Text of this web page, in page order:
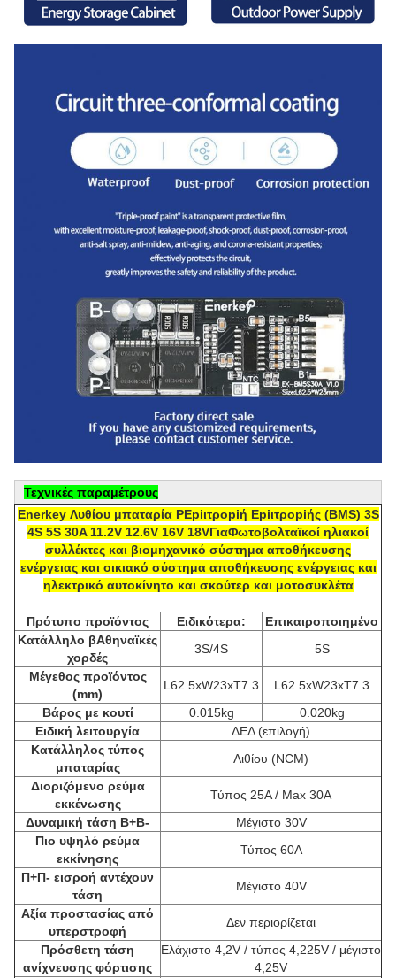
Τεχνικές παραμέτρους
Enerkey Λυθίου μπαταρία PΕpiιτροpiή Εpiιτροpiής (BMS) 3S
4S 5S 30A 11.2V 12.6V 16V 18VΓιαΦωτοβολταϊκοί ηλιακοί
συλλέκτες και βιομηχανικό σύστημα αποθήκευσης
ενέργειας και οικιακό σύστημα αποθήκευσης ενέργειας και
ηλεκτρικό αυτοκίνητο και σκούτερ και μοτοσυκλέτα
Πρότυπο προϊόντος Ειδικότερα:
Επικαιροποιημένο
Κατάλληλο βΑθηναϊκές
χορδές
3S/4S
5S
Μέγεθος προϊόντος
(mm)
L62.5xW23xT7.3
L62.5xW23xT7.3
Βάρος με κουτί
0.015kg
0.020kg
Ειδική λειτουργία
ΔΕΔ (επιλογή)
Κατάλληλος τύπος
μπαταρίας
Λιθίου (NCM)
Διοριζόμενο ρεύμα
εκκένωσης
Τύπος 25A / Max 30A
Δυναμική τάση B+B-
Μέγιστο 30V
Πιο υψηλό ρεύμα
εκκίνησης
Τύπος 60A
Π+Π- εισροή αντέχουν
τάση
Μέγιστο 40V
Αξία προστασίας από
υπερστροφή
Δεν περιορίζεται
Πρόσθετη τάση
ανίχνευσης φόρτισης
Ελάχιστο 4,2V / τύπος 4,225V / μέγιστο
4,25V